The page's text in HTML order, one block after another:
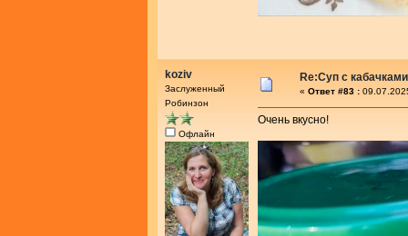
koziv
Заслуженный
Робинзон
Офлайн
Re:Суп с
« Ответ #83 :
Очень вкусно!